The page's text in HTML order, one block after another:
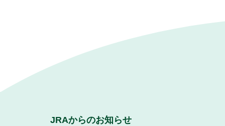
JRAからのお知らせ